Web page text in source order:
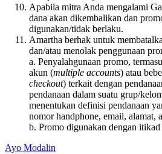
Apabila mitra Anda mengalami
dana akan dikembalikan dan
digunakan/tidak berlaku.
Amartha berhak untuk
dan/atau menolak penggunaan
a. Penyalahgunaan promo,
akun (multiple accounts) atau
checkout) terkait dengan
pendanaan dalam suatu grup/
menentukan definisi pendanaan
nomor handphone, email, alamat,
b. Promo digunakan dengan
Ayo Modalin